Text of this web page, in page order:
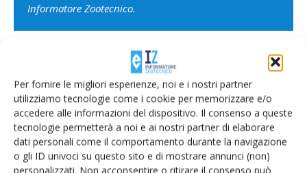
Per fornire le migliori esperienze, noi e i nostri partner
utilizziamo tecnologie come i cookie per memorizzare e/o
accedere alle informazioni del dispositivo. Il consenso a queste
tecnologie permetterà a noi e ai nostri partner di elaborare
dati personali come il comportamento durante la navigazione
o gli ID univoci su questo sito e di mostrare annunci (non)
personalizzati. Non acconsentire o ritirare il consenso può
Informatore Zootecnico.
PODCAST | Ascolta subito